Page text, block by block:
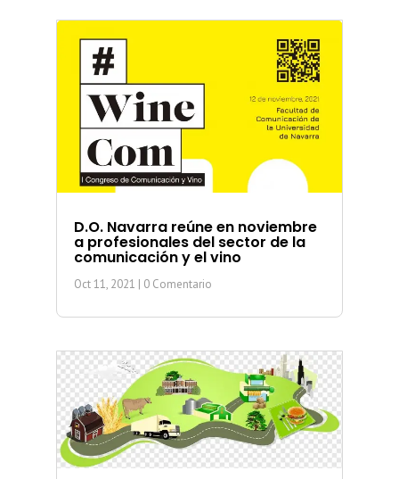
D.O. Navarra reúne en noviembre
a profesionales del sector de la
comunicación y el vino
Oct 11, 2021 | 0 Comentario